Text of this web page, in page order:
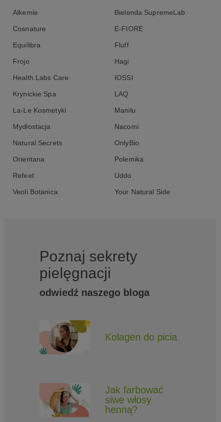
Alkemie Bielenda SupremeLab
Cosnature E-FIORE
Equilibra Fluff
Frojo Hagi
Health Labs Care IOSSI
Krynickie Spa LAQ
La-Le Kosmetyki Manilu
Mydłostacja Nacomi
Natural Secrets OnlyBio
Orientana Polemika
Refeet Uddo
Veoli Botanica Your Natural Side
Poznaj sekrety
pielęgnacji
odwiedź naszego bloga
Kolagen do picia
Jak farbować
siwe włosy
henną?